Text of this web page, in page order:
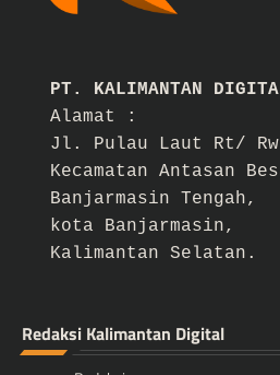
PT. KALIMANTAN
Alamat :
Jl. Pulau Laut Rt/ Rw
Kecamatan Antasan
Banjarmasin Tengah,
kota Banjarmasin,
Kalimantan Selatan.
Redaksi Kalimantan Digital